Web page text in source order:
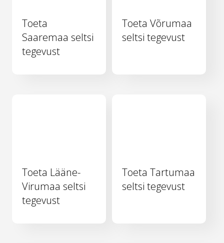
Toeta
Saaremaa seltsi
tegevust
Toeta Võrumaa
seltsi tegevust
Toeta Lääne-
Virumaa seltsi
tegevust
Toeta Tartumaa
seltsi tegevust